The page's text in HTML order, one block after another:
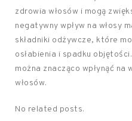
zdrowia włosów i mogą
negatywny wpływ na włosy
składniki odżywcze, które
osłabienia i spadku
można znacząco wpłynąć na
włosów.
No related posts.